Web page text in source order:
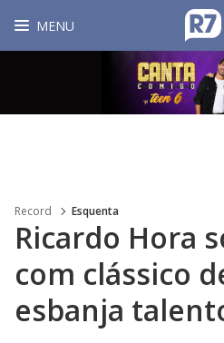
MENU
Record Esquenta
Ricardo Hora
com clássico
esbanja